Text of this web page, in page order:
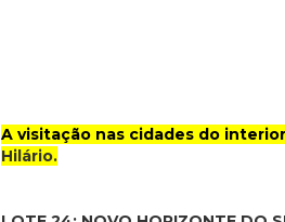
A visitação nas cidades do
Hilário.